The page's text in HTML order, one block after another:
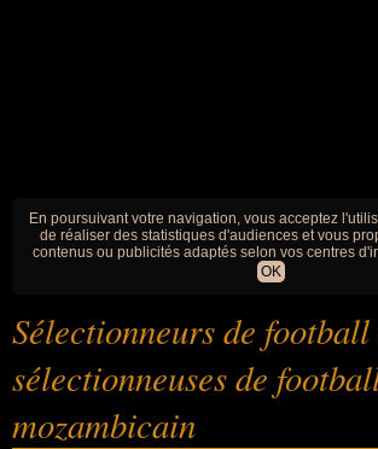
En poursuivant votre navigation, vous acceptez
de réaliser des statistiques d'audiences et vous
contenus ou publicités adaptés selon vos centres
OK
Sélectionneurs de football
sélectionneuses de
mozambicain